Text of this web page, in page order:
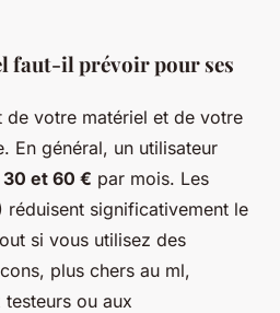
faut-il prévoir pour ses
de votre matériel et de votre
En général, un utilisateur
30 et 60 € par mois. Les
significativement le
si vous utilisez des
plus chers au ml,
ou aux